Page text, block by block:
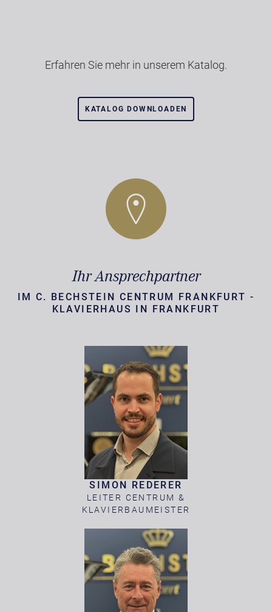
Erfahren Sie mehr in unserem Katalog.
KATALOG DOWNLOADEN
Ihr Ansprechpartner
IM C. BECHSTEIN CENTRUM FRANKFURT -
KLAVIERHAUS IN FRANKFURT
SIMON REDERER
LEITER CENTRUM &
KLAVIERBAUMEISTER